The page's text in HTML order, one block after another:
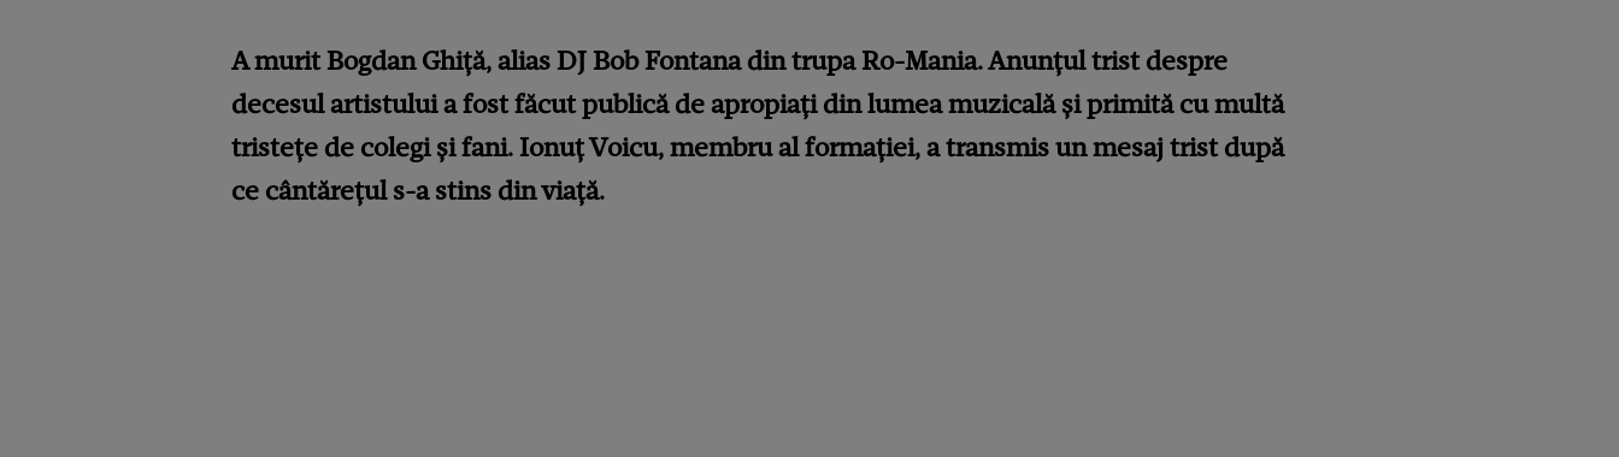
A murit Bogdan Ghiță, alias DJ Bob Fontana din trupa Ro-Mania. Anunțul trist despre
decesul artistului a fost făcut publică de apropiați din lumea muzicală și primită cu multă
tristețe de colegi și fani. Ionuț Voicu, membru al formației, a transmis un mesaj trist după
ce cântărețul s-a stins din viață.